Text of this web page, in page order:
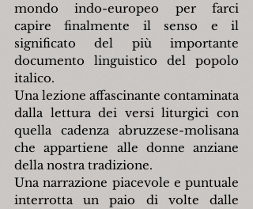
mondo indo-europeo per farci
capire finalmente il senso e il
significato del più importante
documento linguistico del popolo
italico.
Una lezione affascinante contaminata
dalla lettura dei versi liturgici con
quella cadenza abruzzese-molisana
che appartiene alle donne anziane
della nostra tradizione.
Una narrazione piacevole e puntuale
interrotta un paio di volte dalle